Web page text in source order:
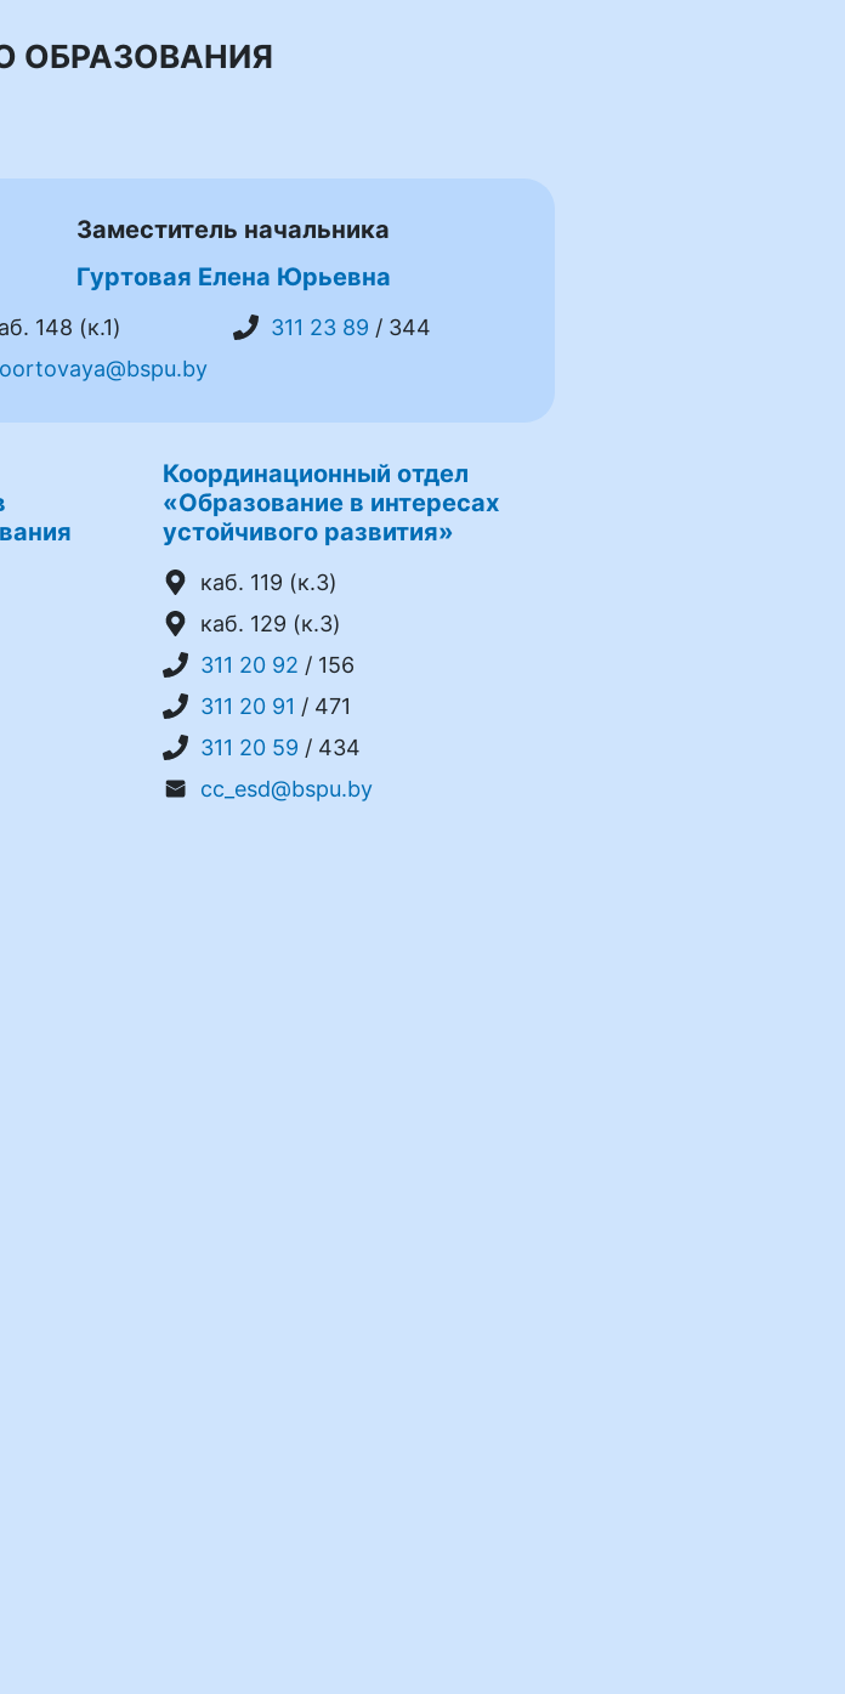
ОБРАЗОВАНИЯ
Заместитель начальника
Гуртовая Елена Юрьевна
148 (к.1) 311 23 89 / 344
Координационный отдел
«Образование в интересах
устойчивого развития»
каб. 119 (к.3)
каб. 129 (к.3)
311 20 92 / 156
311 20 91 / 471
311 20 59 / 434
cc_esd@bspu.by